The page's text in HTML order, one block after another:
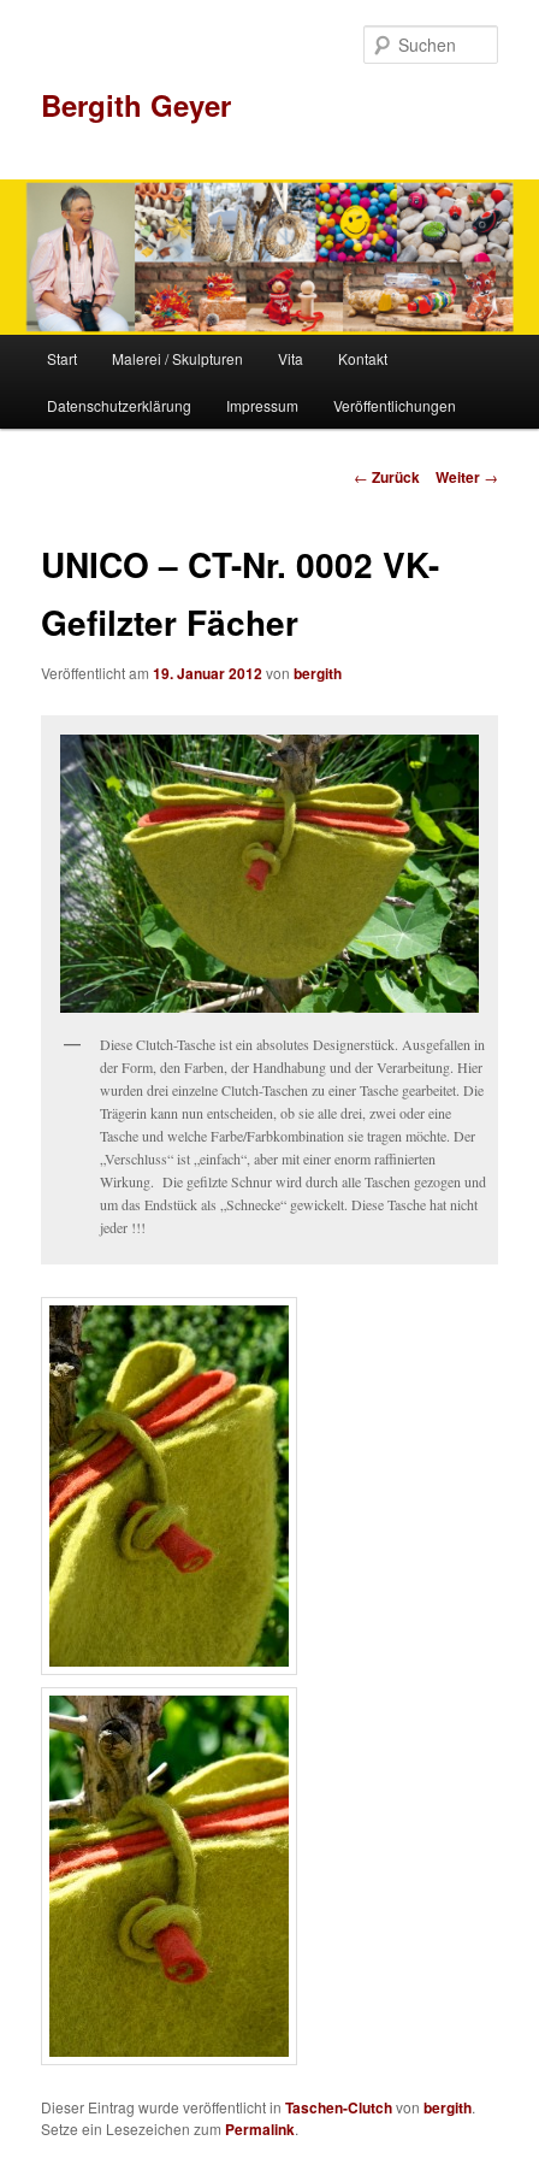
Bergith Geyer
Start Malerei / Skulpturen Vita Kontakt
Datenschutzerklärung Impressum Veröffentlichungen
Beitrags-
← Zurück Weiter →
UNICO – CT-Nr. 0002 VK-
Gefilzter Fächer
Veröffentlicht am19. Januar 2012vonbergith
Diese Clutch-Tasche ist ein absolutes Designerstück. Ausgefallen in
der Form, den Farben, der Handhabung und der Verarbeitung. Hier
wurden drei einzelne Clutch-Taschen zu einer Tasche gearbeitet. Die
Trägerin kann nun entscheiden, ob sie alle drei, zwei oder eine
Tasche und welche Farbe/Farbkombination sie tragen möchte. Der
„Verschluss“ ist „einfach“, aber mit einer enorm raffinierten
Wirkung. Die gefilzte Schnur wird durch alle Taschen gezogen und
um das Endstück als „Schnecke“ gewickelt. Diese Tasche hat nicht
jeder !!!
Dieser Eintrag wurde veröffentlicht inTaschen-Clutchvonbergith.
Setze ein Lesezeichen zum Permalink.